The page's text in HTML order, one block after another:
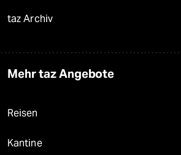
taz Archiv
Mehr taz Angebote
Reisen
Kantine